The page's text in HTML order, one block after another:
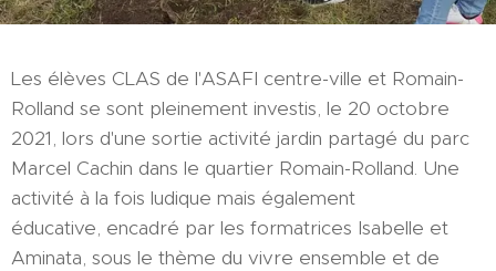
Les élèves CLAS de l'ASAFI centre-ville et Romain-
Rolland se sont pleinement investis, le 20 octobre
2021, lors d'une sortie activité jardin partagé du parc
Marcel Cachin dans le quartier Romain-Rolland. Une
activité à la fois ludique mais également
éducative, encadré par les formatrices Isabelle et
Aminata, sous le thème du vivre ensemble et de